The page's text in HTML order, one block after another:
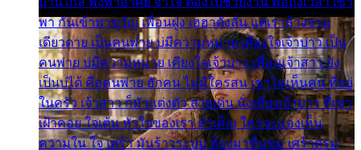
พา กันเข้าพาขวัญ เพื่อนฝูง เฮฮาดังลั่น แต่เราล้างจาน
เดียวดาย เป็นคนพ่าย บ่มีความหมาย เคียงใจเจ้าบ่าว เป็น
คนพ่าย บ่มีความหมาย เคียงใจเจ้าบ่าว เพื่อนเจ้าสาว ยัง
เป็นบ่ได้ คือคนพ่าย ฮักคน ไม่มีใครสน เขาไม่เห็นคน ที่อยู่
ในครัว เจ้าสาว ก็มัวแต่งตัว สวยเด่น นั่งเคียงเจ้าบ่าว ที่เขา
เฝ้าคอย ใจเต้น หัวใจของเรา ลำเค็ญ ใครจะมองเห็น
ความใน ใจ เศร้า มันร้าวระบม ต้องมาขื่นขม เศร้าตรม